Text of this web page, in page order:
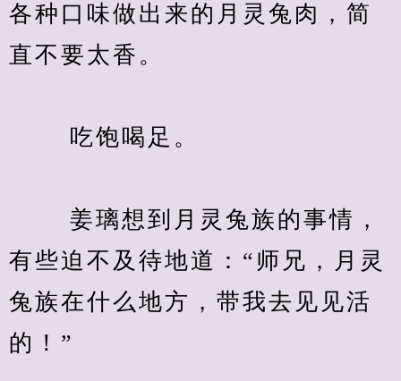
各种口味做出来的月灵兔肉，简
直不要太香。
吃饱喝足。
姜璃想到月灵兔族的事情，
有些迫不及待地道：“师兄，月灵
兔族在什么地方，带我去见见活
的！”